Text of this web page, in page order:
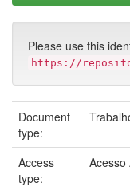
Please use this
https://
Document
type:
Access
type:
Acesso